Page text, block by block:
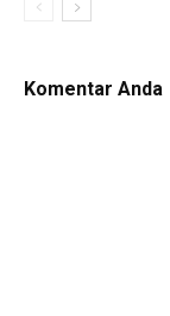
Komentar Anda